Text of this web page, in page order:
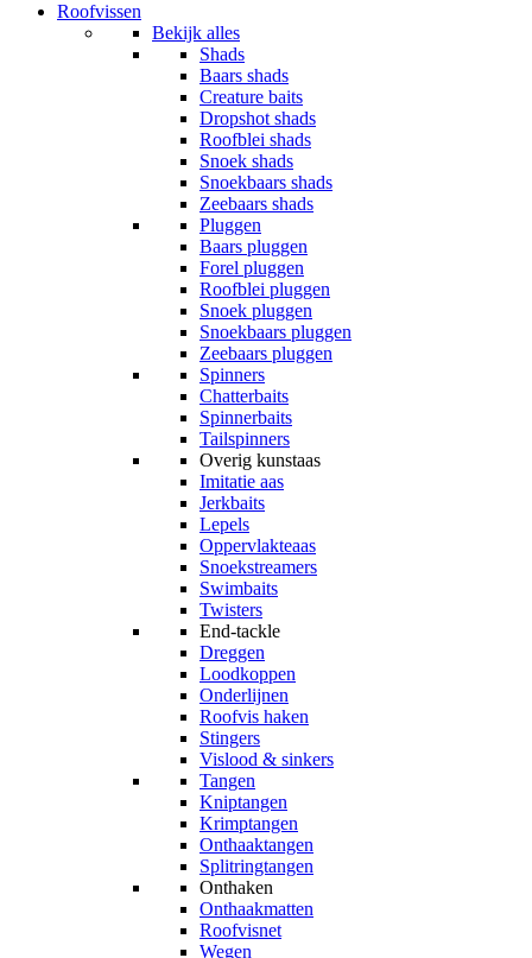
Roofvissen
Bekijk alles
Shads
Baars shads
Creature baits
Dropshot shads
Roofblei shads
Snoek shads
Snoekbaars shads
Zeebaars shads
Pluggen
Baars pluggen
Forel pluggen
Roofblei pluggen
Snoek pluggen
Snoekbaars pluggen
Zeebaars pluggen
Spinners
Chatterbaits
Spinnerbaits
Tailspinners
Overig kunstaas
Imitatie aas
Jerkbaits
Lepels
Oppervlakteaas
Snoekstreamers
Swimbaits
Twisters
End-tackle
Dreggen
Loodkoppen
Onderlijnen
Roofvis haken
Stingers
Vislood & sinkers
Tangen
Kniptangen
Krimptangen
Onthaaktangen
Splitringtangen
Onthaken
Onthaakmatten
Roofvisnet
Wegen